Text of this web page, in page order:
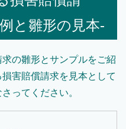
と雛形の見本-
の雛形とサンプルをご紹
害賠償請求を見本として
ってください。